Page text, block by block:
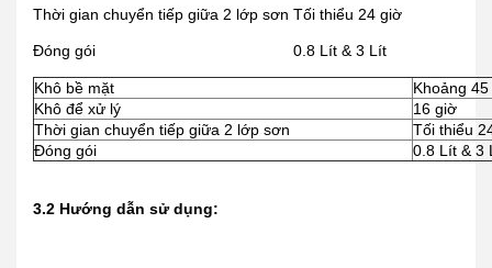
Thời gian chuyển tiếp giữa 2 lớp sơn Tối thiểu 24 giờ
Đóng gói 0.8 Lít & 3 Lít
Khô bề mặt
Khoảng
Khô để xử lý
16 giờ
Thời gian chuyển tiếp giữa 2 lớp sơn
Tối thiểu
Đóng gói
0.8 Lít & 3
3.2 Hướng dẫn sử dụng: